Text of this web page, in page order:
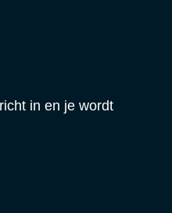
in en je wordt